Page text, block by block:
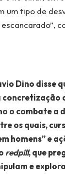
um tipo de
Dino disse
concretização
o combate a
os quais,
homens” e
redpill, que
e